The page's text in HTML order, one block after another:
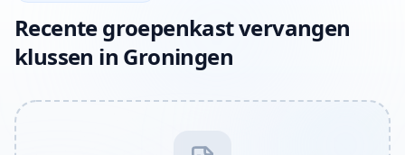
Recente groepenkast vervangen
klussen in Groningen